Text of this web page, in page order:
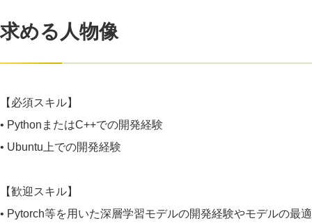
求める人物像
【必須スキル】
• PythonまたはC++での開発経験
• Ubuntu上での開発経験
【歓迎スキル】
• Pytorch等を用いた深層学習モデルの開発経験やモデルの最適